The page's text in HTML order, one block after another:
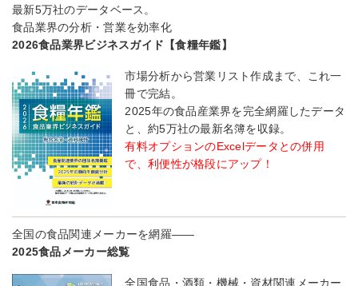
最新5万社のデータベース。
食品業界の分析・営業を効率化
2026食品業界ビジネスガイド【食糧年鑑】
市場分析から営業リスト作成まで、これ一
冊で完結。
2025年の食品産業界を完全網羅したデータ
と、約5万社の最新名簿を収録。
有料オプションのExcelデータとの併用
で、利便性が格段にアップ！
全国の食品関連メーカーを網羅――
2025食品メーカー総覧
全国食品・酒類・機械・資材関連メーカー